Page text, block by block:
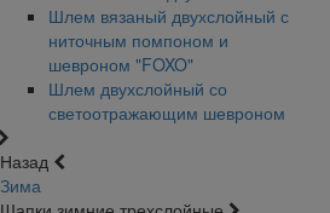
Шлем вязаный двухслойный с
ниточным помпоном и
шевроном "FOXO"
Шлем двухслойный со
светоотражающим шевроном
Назад
Зима